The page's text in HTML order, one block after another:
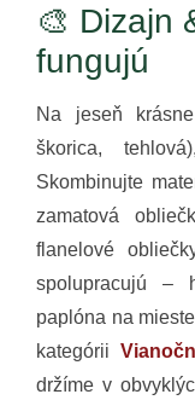
🎨 Dizajn
fungujú
Na jeseň
škorica,
Skombinujte
zamatová
flanelové
spolupracujú –
paplóna na
kategórii
držíme v